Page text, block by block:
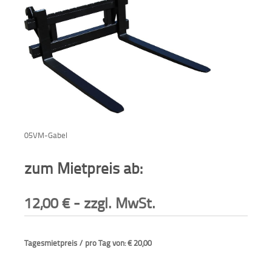
Radlader
Fahrzeuge
Stromerzeuger
Vibrationstechnik
Sonderaktionen
und
05VM-Gabel
zum Mietpreis ab:
12,00€- zzgl. MwSt.
Tagesmietpreis / pro Tag von: € 20,00